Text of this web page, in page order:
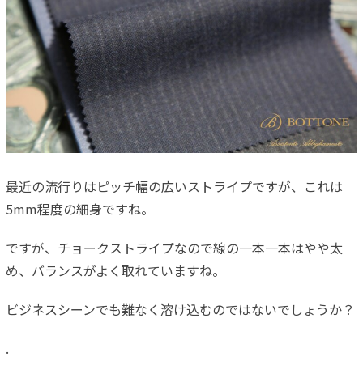
最近の流行りはピッチ幅の広いストライプですが、これは
5mm程度の細身ですね。
ですが、チョークストライプなので線の一本一本はやや太
め、バランスがよく取れていますね。
ビジネスシーンでも難なく溶け込むのではないでしょうか？
.